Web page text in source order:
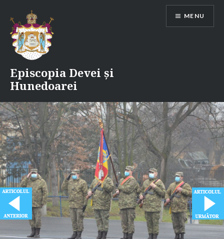
content
Episcopia Devei și
Hunedoarei
MENU